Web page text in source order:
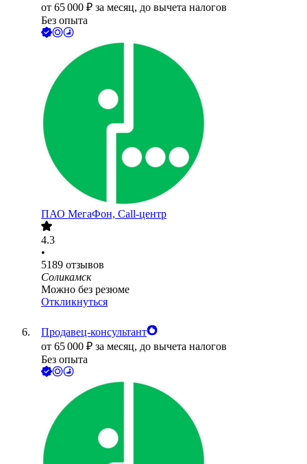
от 65 000 ₽ за месяц, до вычета налогов
Без опыта
ПАО МегаФон, Call-центр
4.3
•
5189 отзывов
Соликамск
Можно без резюме
Откликнуться
Продавец-консультант
от 65 000 ₽ за месяц, до вычета налогов
Без опыта